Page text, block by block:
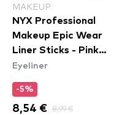
MAKEUP
NYX Professional
Makeup Epic Wear
Liner Sticks - Pink
Spirit
Eyeliner
-5%
8,54 € 8,99 €